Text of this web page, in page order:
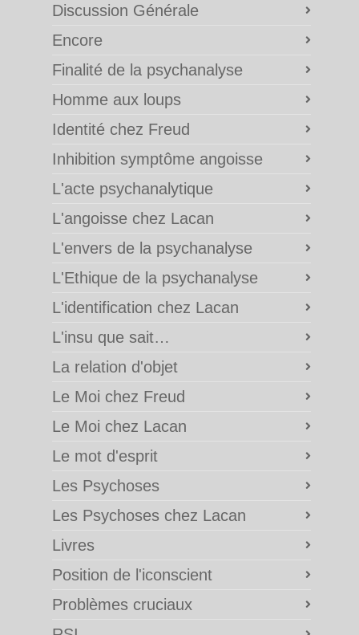
Discussion Générale
Encore
Finalité de la psychanalyse
Homme aux loups
Identité chez Freud
Inhibition symptôme angoisse
L'acte psychanalytique
L'angoisse chez Lacan
L'envers de la psychanalyse
L'Ethique de la psychanalyse
L'identification chez Lacan
L'insu que sait…
La relation d'objet
Le Moi chez Freud
Le Moi chez Lacan
Le mot d'esprit
Les Psychoses
Les Psychoses chez Lacan
Livres
Position de l'iconscient
Problèmes cruciaux